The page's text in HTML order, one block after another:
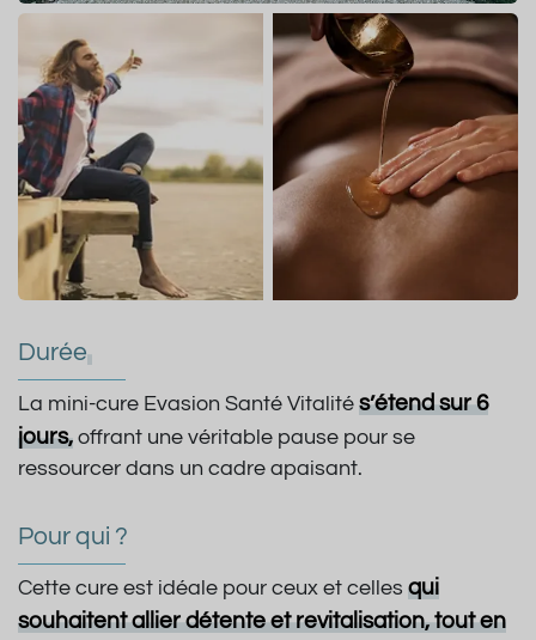
Durée
La mini-cure Evasion Santé Vitalité s’étend sur 6
jours, offrant une véritable pause pour se
ressourcer dans un cadre apaisant.
Pour qui ?
Cette cure est idéale pour ceux et celles qui
souhaitent allier détente et revitalisation, tout en